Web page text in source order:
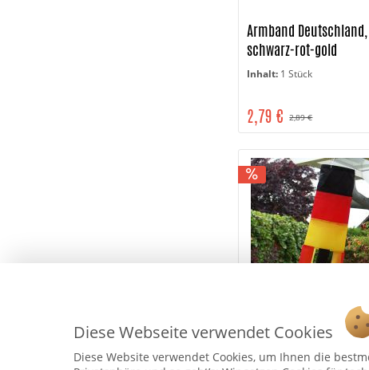
Armband Deutschland,
schwarz-rot-gold
Inhalt: 1 Stück
2,89 €
2,79 €
Windsack
wetterfest, schwarz-
Diese Webseite verwendet Cookies
Diese Website verwendet Cookies, um Ihnen die